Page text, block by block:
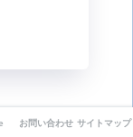
お問い合わせ サイトマップ